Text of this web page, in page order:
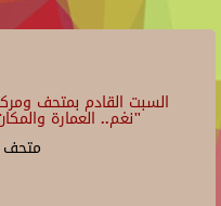
السبت القادم بمتحف
"نغم.. العمارة